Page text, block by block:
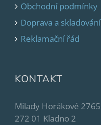
Obchodní podmínky
Doprava a skladování
Reklamační řád
KONTAKT
Milady Horákové 2765
272 01 Kladno 2